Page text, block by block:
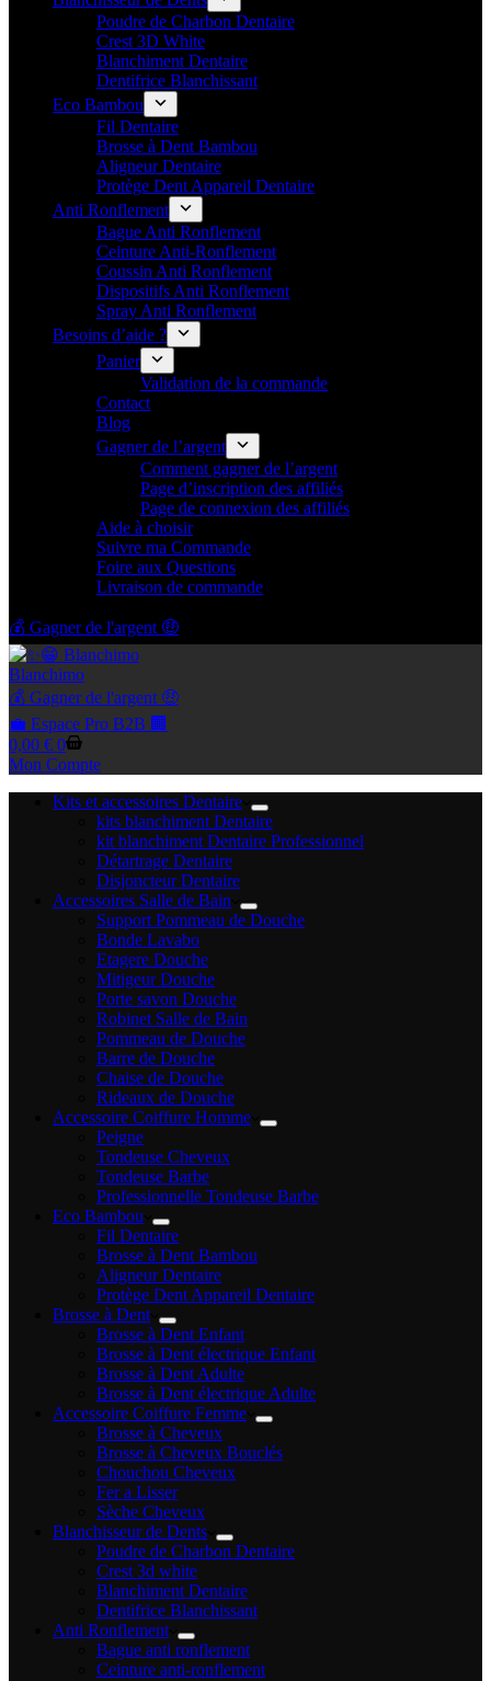
Poudre de Charbon Dentaire
Crest 3D White
Blanchiment Dentaire
Dentifrice Blanchissant
Eco Bambou
Fil Dentaire
Brosse à Dent Bambou
Aligneur Dentaire
Protège Dent Appareil Dentaire
Anti Ronflement
Bague Anti Ronflement
Ceinture Anti-Ronflement
Coussin Anti Ronflement
Dispositifs Anti Ronflement
Spray Anti Ronflement
Besoins d’aide ?
Panier
Validation de la commande
Contact
Blog
Gagner de l’argent
Comment gagner de l’argent
Page d’inscription des affiliés
Page de connexion des affiliés
Aide à choisir
Suivre ma Commande
Foire aux Questions
Livraison de commande
💰 Gagner de l'argent 🤑
Blanchimo
💰 Gagner de l'argent 🤑
💼 Espace Pro B2B 🏢
Panier
d’achat
0,00 € 0
Mon Compte
Kits et accessoires Dentaire
kits blanchiment Dentaire
kit blanchiment Dentaire Professionnel
Détartrage Dentaire
Disjoncteur Dentaire
Accessoires Salle de Bain
Support Pommeau de Douche
Bonde Lavabo
Etagere Douche
Mitigeur Douche
Porte savon Douche
Robinet Salle de Bain
Pommeau de Douche
Barre de Douche
Chaise de Douche
Rideaux de Douche
Accessoire Coiffure Homme
Peigne
Tondeuse Cheveux
Tondeuse Barbe
Professionnelle Tondeuse Barbe
Eco Bambou
Fil Dentaire
Brosse à Dent Bambou
Aligneur Dentaire
Protège Dent Appareil Dentaire
Brosse à Dent
Brosse à Dent Enfant
Brosse à Dent électrique Enfant
Brosse à Dent Adulte
Brosse à Dent électrique Adulte
Accessoire Coiffure Femme
Brosse à Cheveux
Brosse à Cheveux Bouclés
Chouchou Cheveux
Fer a Lisser
Sèche Cheveux
Blanchisseur de Dents
Poudre de Charbon Dentaire
Crest 3d white
Blanchiment Dentaire
Dentifrice Blanchissant
Anti Ronflement
Bague anti ronflement
Ceinture anti-ronflement